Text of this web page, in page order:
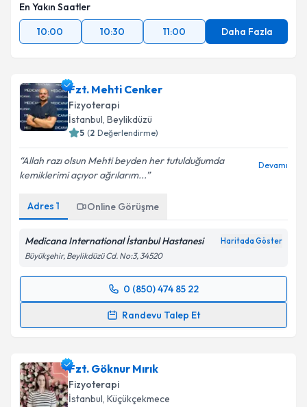
En Yakın Saatler
10:00
10:30 11:00 Daha Fazla
Fzt. Mehti Cenker
Fizyoterapi
İstanbul, Beylikdüzü
5 (2 Değerlendirme)
Allah razı olsun Mehti beyden her tutulduğumda
kemiklerimi açıyor ağrılarım...
Devamı
Adres 1 Online Görüşme
Medicana International İstanbul Hastanesi Haritada Göster
Büyükşehir, Beylikdüzü Cd. No:3, 34520
0 (850) 474 85 22
Randevu Talep Et
Randevu Takvimi Talebi
takvim hazırlandığında e-posta ile bilgilendireceğiz.
E-posta Adresiniz
Fzt. Göknur Mırık
Fizyoterapi
İstanbul, Küçükçekmece